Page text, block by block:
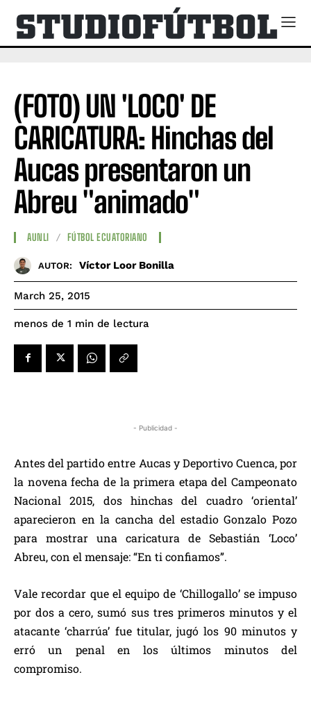
(FOTO) UN 'LOCO' DE
CARICATURA: Hinchas del
Aucas presentaron un
Abreu "animado"
AUNLI FÚTBOL ECUATORIANO
AUTOR: Víctor Loor Bonilla
March 25, 2015
menos de 1 min de lectura
- Publicidad -
Antes del partido entre Aucas y Deportivo Cuenca, por
la novena fecha de la primera etapa del Campeonato
Nacional 2015, dos hinchas del cuadro ‘oriental’
aparecieron en la cancha del estadio Gonzalo Pozo
para mostrar una caricatura de Sebastián ‘Loco’
Abreu, con el mensaje: “En ti confiamos”.
Vale recordar que el equipo de ‘Chillogallo’ se impuso
por dos a cero, sumó sus tres primeros minutos y el
atacante ‘charrúa’ fue titular, jugó los 90 minutos y
erró un penal en los últimos minutos del
compromiso.